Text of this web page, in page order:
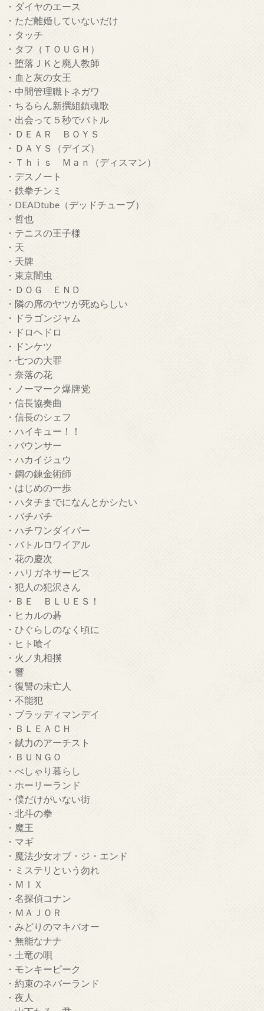
・ダイヤのエース
・ただ離婚していないだけ
・タッチ
・タフ（ＴＯＵＧＨ）
・堕落ＪＫと廃人教師
・血と灰の女王
・中間管理職トネガワ
・ちるらん新撰組鎮魂歌
・出会って５秒でバトル
・ＤＥＡＲ ＢＯＹＳ
・ＤＡＹＳ（デイズ）
・Ｔｈｉｓ Ｍａｎ（ディスマン）
・デスノート
・鉄拳チンミ
・DEADtube（デッドチューブ）
・哲也
・テニスの王子様
・天
・天牌
・東京闇虫
・ＤＯＧ ＥＮＤ
・隣の席のヤツが死ぬらしい
・ドラゴンジャム
・ドロヘドロ
・ドンケツ
・七つの大罪
・奈落の花
・ノーマーク爆牌党
・信長協奏曲
・信長のシェフ
・ハイキュー！！
・バウンサー
・ハカイジュウ
・鋼の錬金術師
・はじめの一歩
・ハタチまでになんとかシたい
・バチバチ
・ハチワンダイバー
・バトルロワイアル
・花の慶次
・ハリガネサービス
・犯人の犯沢さん
・ＢＥ ＢＬＵＥＳ！
・ヒカルの碁
・ひぐらしのなく頃に
・ヒト喰イ
・火ノ丸相撲
・響
・復讐の未亡人
・不能犯
・ブラッディマンデイ
・ＢＬＥＡＣＨ
・錻力のアーチスト
・ＢＵＮＧＯ
・べしゃり暮らし
・ホーリーランド
・僕だけがいない街
・北斗の拳
・魔王
・マギ
・魔法少女オブ・ジ・エンド
・ミステリという勿れ
・ＭＩＸ
・名探偵コナン
・ＭＡＪＯＲ
・みどりのマキバオー
・無能なナナ
・土竜の唄
・モンキーピーク
・約束のネバーランド
・夜人